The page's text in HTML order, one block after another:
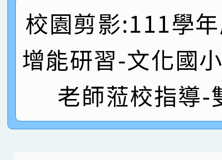
創客第三名。
賽 洪綺君教師榮獲社
名
賀！本校阿巴斯O蜜、
倩參加桃園市科展 國
名 指導老師王老師、
賀！本校四年二班張O
園市英語競賽國小朗讀
指導老師林老師
賀！本校參加桃園市中
賽 劉文瑛教師榮獲教
臺灣台語-第二名
賀！本校參與2026世
市賽榮獲科學小創客佳
校園剪影:111學
增能研習-文化國
老師蒞校指導-